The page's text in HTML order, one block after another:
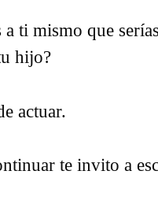
a ti mismo que
hijo?
actuar.
te invito a